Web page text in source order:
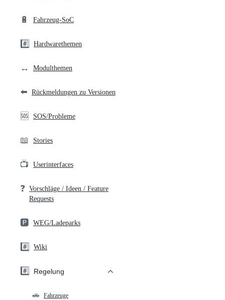
🔋 Fahrzeug-SoC
#️⃣ Hardwarethemen
↔️ Modulthemen
⬅️ Rückmeldungen zu Versionen
🆘 SOS/Probleme
📖 Stories
📺 Userinterfaces
❓ Vorschläge / Ideen / Feature
Requests
🅿️ WEG/Ladeparks
#️⃣ Wiki
#️⃣ Regelung
🚗 Fahrzeuge